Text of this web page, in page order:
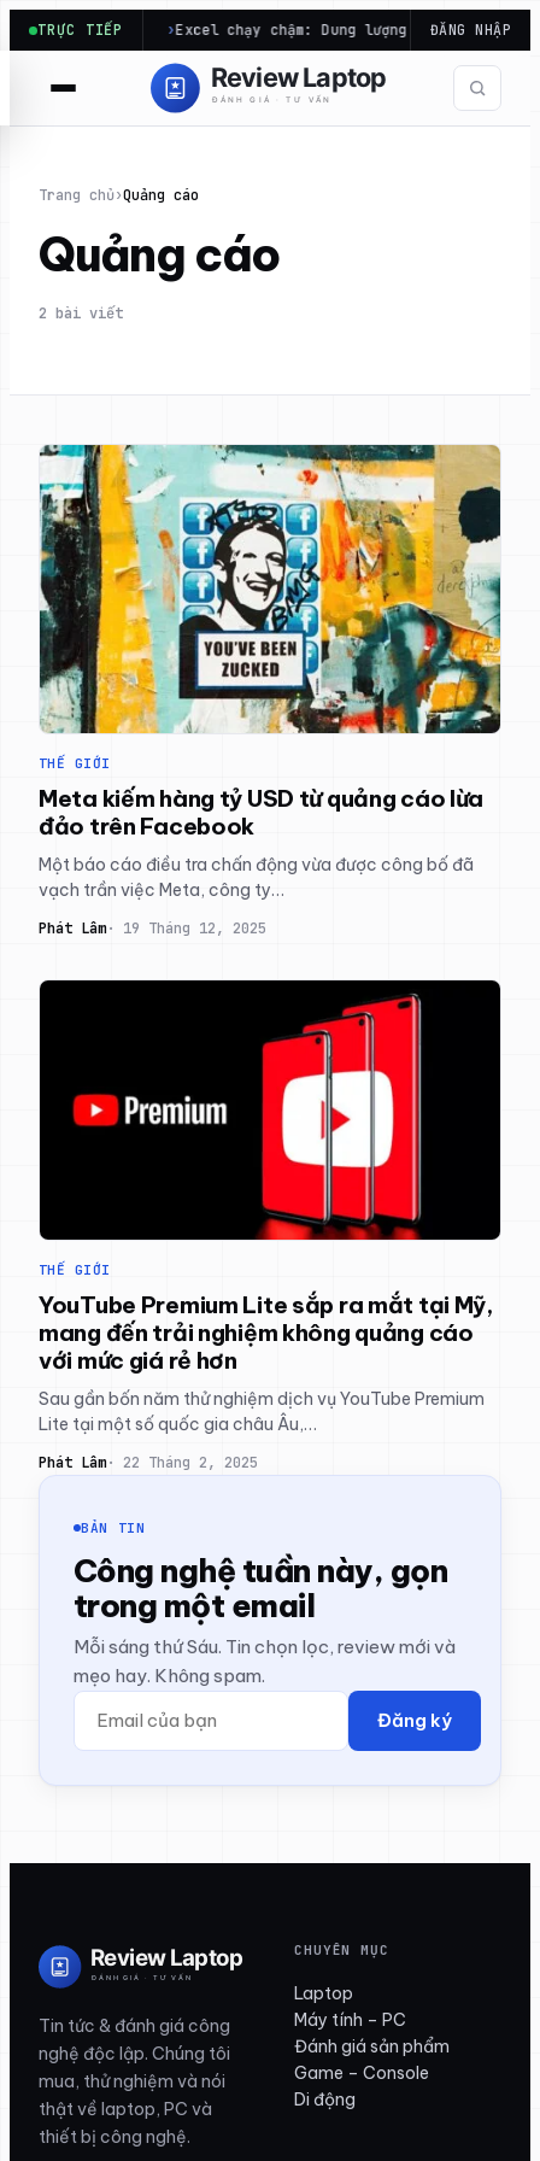
Chuyển
đến
phần
TRỰC TIẾP
chắc mạnh… Excel chạy chậm: Dung lượng file cần tối
ĐĂNG NHẬP
Trang chủ›Quảng cáo
Quảng cáo
2 bài viết
THẾ GIỚI
Meta kiếm hàng tỷ USD từ quảng cáo lừa
đảo trên Facebook
Một báo cáo điều tra chấn động vừa được công bố đã
vạch trần việc Meta, công ty…
Phát Lâm 19 Tháng 12, 2025
THẾ GIỚI
YouTube Premium Lite sắp ra mắt tại Mỹ,
mang đến trải nghiệm không quảng cáo
với mức giá rẻ hơn
Sau gần bốn năm thử nghiệm dịch vụ YouTube Premium
Lite tại một số quốc gia châu Âu,…
Phát Lâm 22 Tháng 2, 2025
BẢN TIN
Công nghệ tuần này, gọn
trong một email
Mỗi sáng thứ Sáu. Tin chọn lọc, review mới và
mẹo hay. Không spam.
Đăng ký
Tin tức & đánh giá công
nghệ độc lập. Chúng tôi
mua, thử nghiệm và nói
thật về laptop, PC và
thiết bị công nghệ.
CHUYÊN MỤC
Laptop
Máy tính – PC
Đánh giá sản phẩm
Game – Console
Di động